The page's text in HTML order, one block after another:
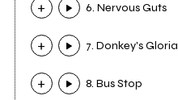
6. Nervous Guts
7. Donkey's Gloria
8. Bus Stop